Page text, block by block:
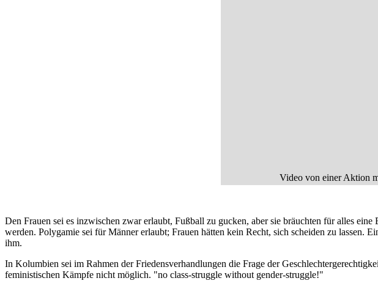
Video von einer Aktion
Den Frauen sei es inzwischen zwar erlaubt, Fußball zu gucken, aber sie bräuchten für alles
werden. Polygamie sei für Männer erlaubt; Frauen hätten kein Recht, sich scheiden zu
ihm.
In Kolumbien sei im Rahmen der Friedensverhandlungen die Frage der
feministischen Kämpfe nicht möglich. "no class-struggle without gender-struggle!"